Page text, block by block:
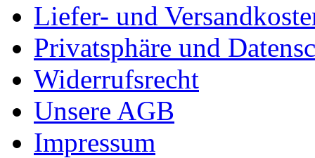
Liefer- und
Privatsphäre und
Widerrufsrecht
Unsere AGB
Impressum